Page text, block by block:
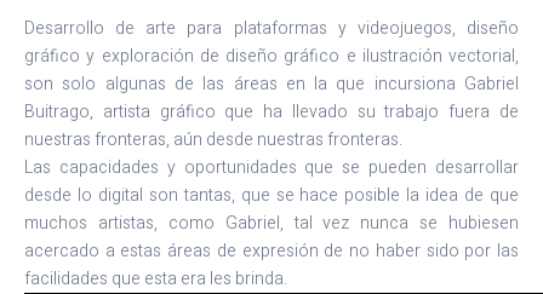
Desarrollo de arte para plataformas y videojuegos, diseño
gráfico y exploración de diseño gráfico e ilustración vectorial,
son solo algunas de las áreas en la que incursiona Gabriel
Buitrago, artista gráfico que ha llevado su trabajo fuera de
nuestras fronteras, aún desde nuestras fronteras.
Las capacidades y oportunidades que se pueden desarrollar
desde lo digital son tantas, que se hace posible la idea de que
muchos artistas, como Gabriel, tal vez nunca se hubiesen
acercado a estas áreas de expresión de no haber sido por las
facilidades que esta era les brinda.